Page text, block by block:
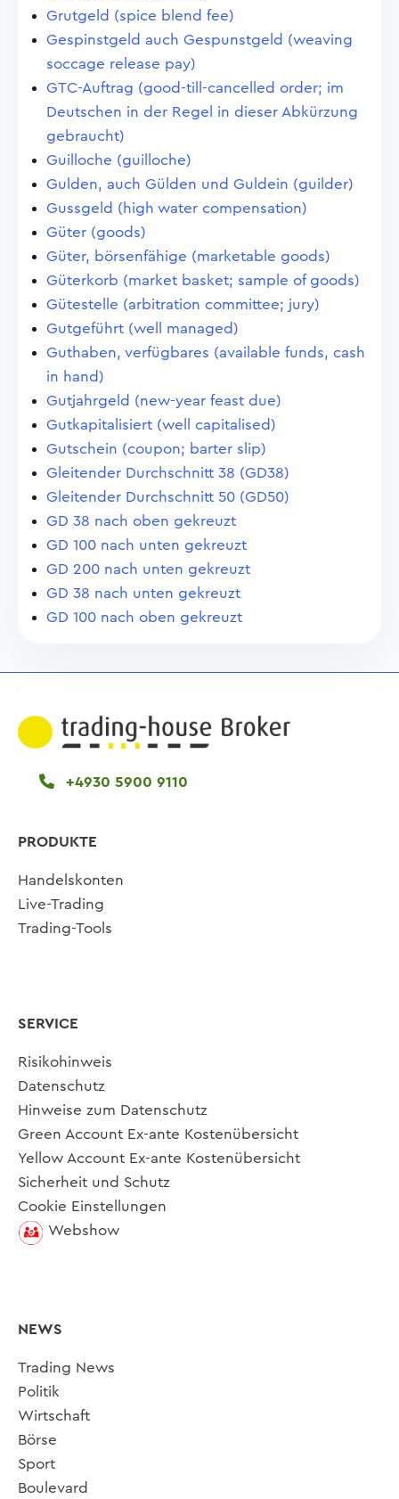
Grutgeld (spice blend fee)
Gespinstgeld auch Gespunstgeld (weaving
soccage release pay)
GTC-Auftrag (good-till-cancelled order; im
Deutschen in der Regel in dieser Abkürzung
gebraucht)
Guilloche (guilloche)
Gulden, auch Gülden und Guldein (guilder)
Gussgeld (high water compensation)
Güter (goods)
Güter, börsenfähige (marketable goods)
Güterkorb (market basket; sample of goods)
Gütestelle (arbitration committee; jury)
Gutgeführt (well managed)
Guthaben, verfügbares (available funds, cash
in hand)
Gutjahrgeld (new-year feast due)
Gutkapitalisiert (well capitalised)
Gutschein (coupon; barter slip)
Gleitender Durchschnitt 38 (GD38)
Gleitender Durchschnitt 50 (GD50)
GD 38 nach oben gekreuzt
GD 100 nach unten gekreuzt
GD 200 nach unten gekreuzt
GD 38 nach unten gekreuzt
GD 100 nach oben gekreuzt
+4930 5900 9110
PRODUKTE
Handelskonten
Live-Trading
Trading-Tools
SERVICE
Risikohinweis
Datenschutz
Hinweise zum Datenschutz
Green Account Ex-ante Kostenübersicht
Yellow Account Ex-ante Kostenübersicht
Sicherheit und Schutz
Cookie Einstellungen
Webshow
NEWS
Trading News
Politik
Wirtschaft
Börse
Sport
Boulevard